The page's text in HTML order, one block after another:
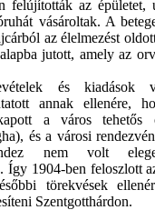
felújították az épületet,
vásároltak. A
az élelmezést
jutott, amely az
és kiadások
annak ellenére,
a város tehetős
és a városi
nem volt
Így 1904-ben feloszlott
törekvések
Szentgotthárdon.